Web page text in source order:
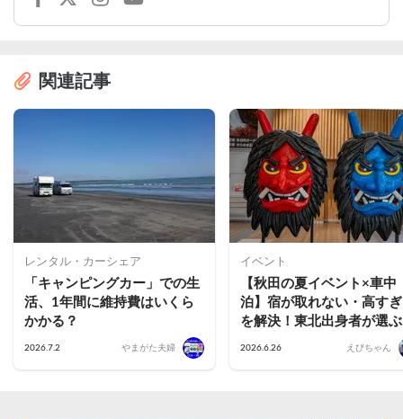
関連記事
レンタル・カーシェア
「キャンピングカー」での生
活、1年間に維持費はいくら
かかる？
2026.7.2 やまがた夫婦
イベント
【秋田の夏イベント×車中
泊】宿が取れない・高す
を解決！東北出身者が選
花火・フェス・竿燈を楽
2026.6.26 えびちゃん